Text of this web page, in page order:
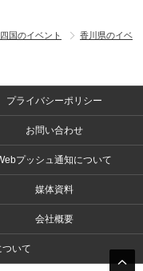
四国のイベント
香川県のイベ
プライバシーポリシー
お問い合わせ
プッシュ通知について
媒体資料
会社概要
いて